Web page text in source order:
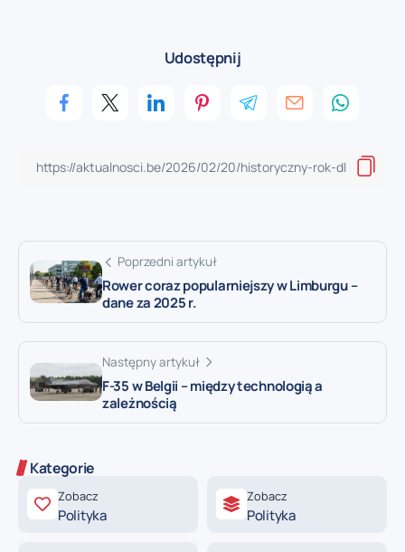
Udostępnij
Poprzedni artykuł
Rower coraz popularniejszy w Limburgu –
dane za 2025 r.
Następny artykuł
F-35 w Belgii – między technologią a
zależnością
Kategorie
Zobacz
Polityka
Zobacz
Polityka